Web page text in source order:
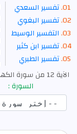
تفسير السعدي
تفسير البغوي
التفسير الوسيط
تفسير ابن كثير
تفسير الطبري
الآية 12 من سورة الكهف - التفسير الوسيط .
السورة :